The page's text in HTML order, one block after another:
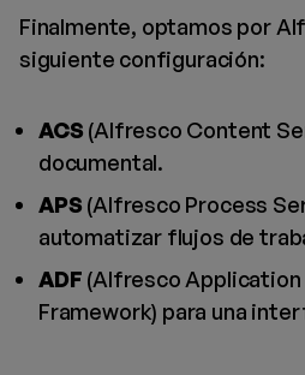
Finalmente, optamos por
siguiente configuración:
ACS (Alfresco Content
documental.
APS (Alfresco Process
automatizar flujos de
ADF (Alfresco
Framework) para una